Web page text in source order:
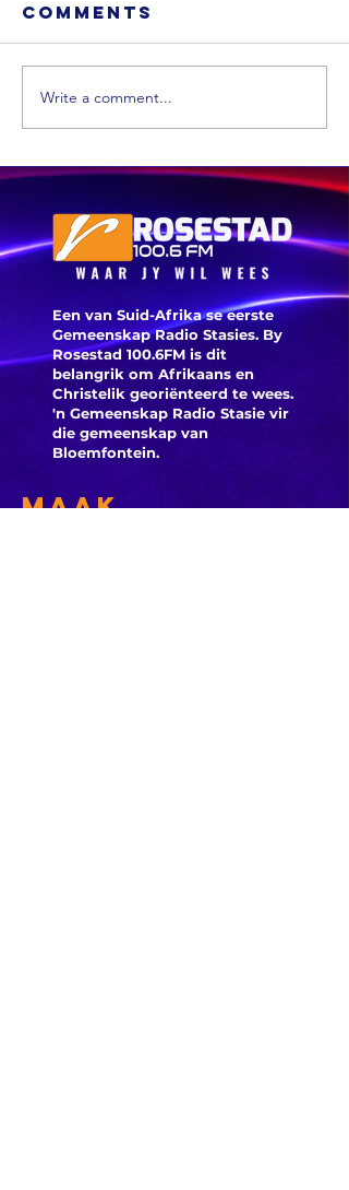
Xhariep kry
eers in 2031 'n
nuwe
munisipaliteit
Comments
Write a comment...
Een van Suid-Afrika se eerste
Gemeenskap Radio Stasies. By
Rosestad 100.6FM is dit
belangrik om Afrikaans en
Christelik georiënteerd te wees.
'n Gemeenskap Radio Stasie vir
die gemeenskap van
Bloemfontein.
Maak